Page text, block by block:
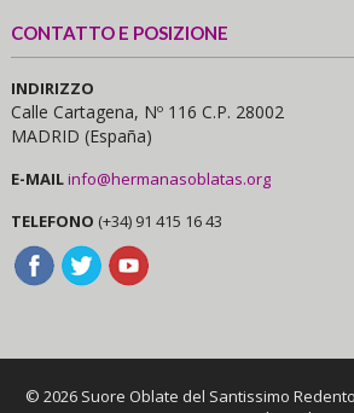
CONTATTO E POSIZIONE
INDIRIZZO
Calle Cartagena, Nº 116 C.P. 28002
MADRID (España)
E-MAILinfo@hermanasoblatas.org
TELEFONO (+34) 91 415 16 43
© 2026 Suore Oblate del Santissimo